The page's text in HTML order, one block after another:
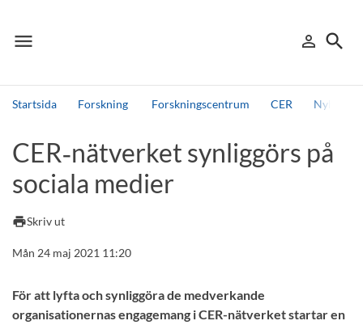
menu
Meny person_outline
Logga in
search
Sök
Startsida Forskning Forskningscentrum CER Nyheter
Andra söktjänster
Detta är vår testmiljö - endast testdata
CER‑nätverket synliggörs på
sociala medier
printSkriv ut
Mån 24 maj 2021 11:20
För att lyfta och synliggöra de medverkande
organisationernas engagemang i CER-nätverket startar en